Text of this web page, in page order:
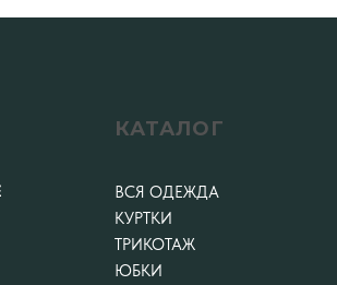
КАТАЛОГ
ВСЯ ОДЕЖДА
КУРТКИ
ТРИКОТАЖ
ЮБКИ